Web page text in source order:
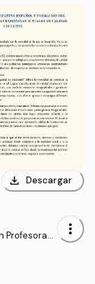
download Descargar
Profesorad
y Bachill
more_vert